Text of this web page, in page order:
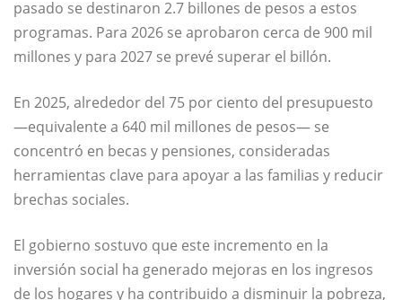
pasado se destinaron 2.7 billones de pesos a estos
programas. Para 2026 se aprobaron cerca de 900 mil
millones y para 2027 se prevé superar el billón.
En 2025, alrededor del 75 por ciento del presupuesto
—equivalente a 640 mil millones de pesos— se
concentró en becas y pensiones, consideradas
herramientas clave para apoyar a las familias y reducir
brechas sociales.
El gobierno sostuvo que este incremento en la
inversión social ha generado mejoras en los ingresos
de los hogares y ha contribuido a disminuir la pobreza,